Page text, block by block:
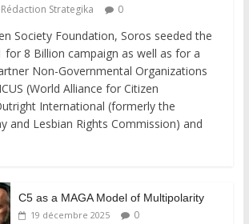
Rédaction Strategika 0
Society Foundation, Soros seeded the
8 Billion campaign as well as for a
Non-Governmental Organizations
(World Alliance for Citizen
International (formerly the
and Lesbian Rights Commission) and
C5 as a MAGA Model of Multipolarity
19 décembre 2025 0